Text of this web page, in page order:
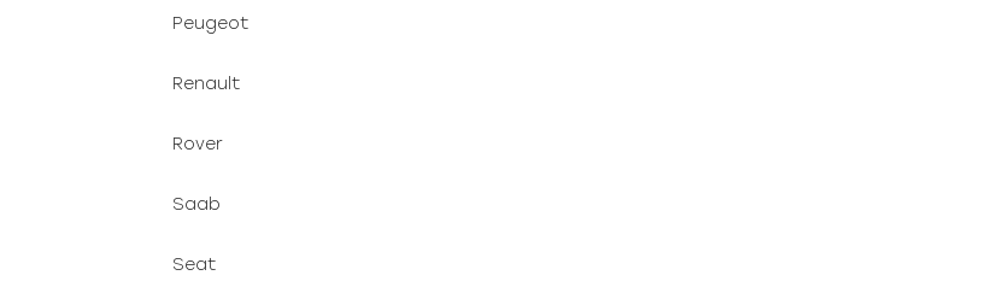
Peugeot
Renault
Rover
Saab
Seat